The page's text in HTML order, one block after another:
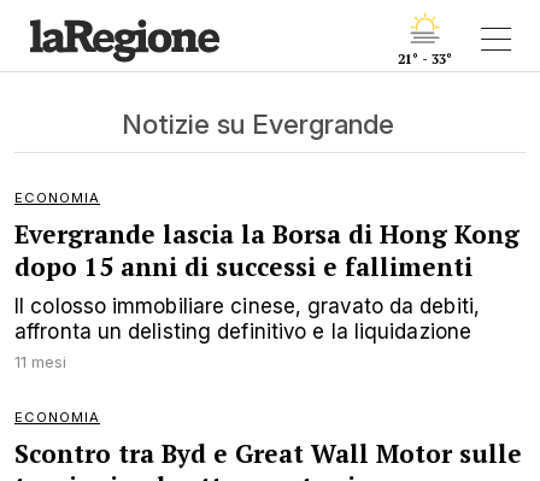
21° - 33°
Notizie su Evergrande
ECONOMIA
Evergrande lascia la Borsa di Hong Kong
dopo 15 anni di successi e fallimenti
Il colosso immobiliare cinese, gravato da debiti,
affronta un delisting definitivo e la liquidazione
11 mesi
ECONOMIA
Scontro tra Byd e Great Wall Motor sulle